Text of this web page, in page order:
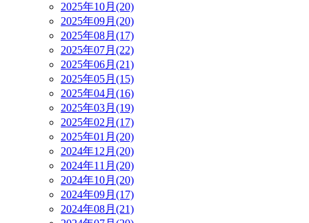
2025年10月(20)
2025年09月(20)
2025年08月(17)
2025年07月(22)
2025年06月(21)
2025年05月(15)
2025年04月(16)
2025年03月(19)
2025年02月(17)
2025年01月(20)
2024年12月(20)
2024年11月(20)
2024年10月(20)
2024年09月(17)
2024年08月(21)